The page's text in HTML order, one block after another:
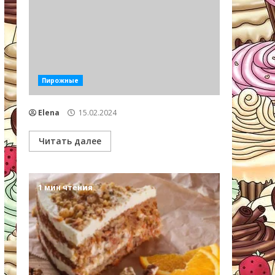
Пирожные
Elena 15.02.2024
Читать далее
1 мин чтения